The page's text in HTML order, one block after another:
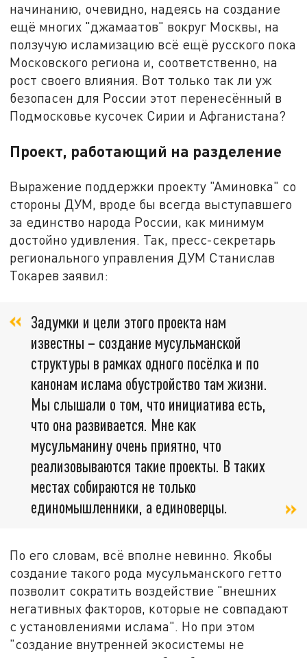
начинанию, очевидно, надеясь на создание
ещё многих "джамаатов" вокруг Москвы, на
ползучую исламизацию всё ещё русского пока
Московского региона и, соответственно, на
рост своего влияния. Вот только так ли уж
безопасен для России этот перенесённый в
Подмосковье кусочек Сирии и Афганистана?
Проект, работающий на разделение
Выражение поддержки проекту "Аминовка" со
стороны ДУМ, вроде бы всегда выступавшего
за единство народа России, как минимум
достойно удивления. Так, пресс-секретарь
регионального управления ДУМ Станислав
Токарев заявил:
Задумки и цели этого проекта нам
известны – создание мусульманской
структуры в рамках одного посёлка и по
канонам ислама обустройство там жизни.
Мы слышали о том, что инициатива есть,
что она развивается. Мне как
мусульманину очень приятно, что
реализовываются такие проекты. В таких
местах собираются не только
единомышленники, а единоверцы.
По его словам, всё вполне невинно. Якобы
создание такого рода мусульманского гетто
позволит сократить воздействие "внешних
негативных факторов, которые не совпадают
с установлениями ислама". Но при этом
"создание внутренней экосистемы не